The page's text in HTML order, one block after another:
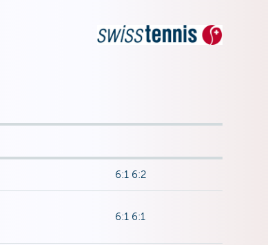
6:1 6:2
6:1 6:1